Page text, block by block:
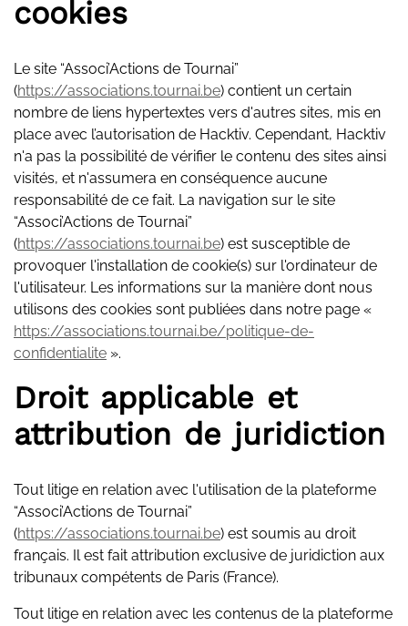
cookies
Le site “Associ’Actions de Tournai”
(https://associations.tournai.be) contient un certain
nombre de liens hypertextes vers d'autres sites, mis en
place avec l’autorisation de Hacktiv. Cependant, Hacktiv
n'a pas la possibilité de vérifier le contenu des sites ainsi
visités, et n'assumera en conséquence aucune
responsabilité de ce fait. La navigation sur le site
“Associ’Actions de Tournai”
(https://associations.tournai.be) est susceptible de
provoquer l'installation de cookie(s) sur l'ordinateur de
l'utilisateur. Les informations sur la manière dont nous
utilisons des cookies sont publiées dans notre page «
https://associations.tournai.be/politique-de-
confidentialite ».
Droit applicable et
attribution de juridiction
Tout litige en relation avec l'utilisation de la plateforme
“Associ’Actions de Tournai”
(https://associations.tournai.be) est soumis au droit
français. Il est fait attribution exclusive de juridiction aux
tribunaux compétents de Paris (France).
Tout litige en relation avec les contenus de la plateforme